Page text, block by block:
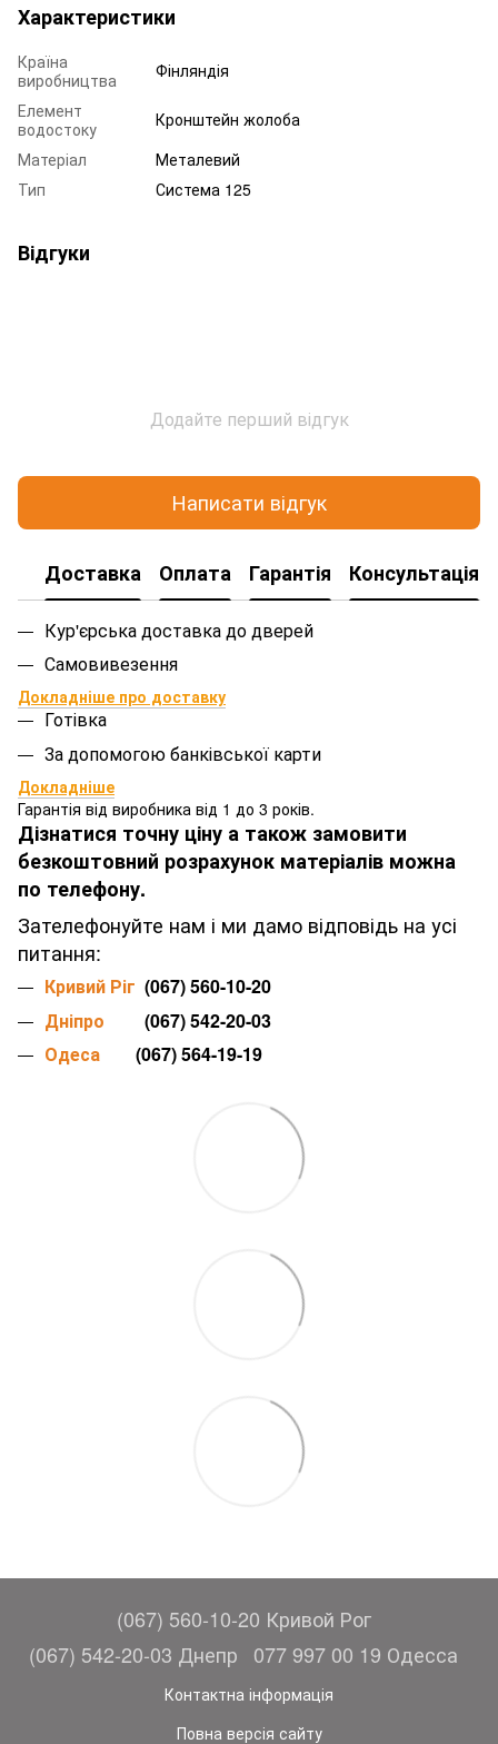
Характеристики
Країна
виробництва
Фінляндія
Елемент
водостоку
Кронштейн жолоба
Матеріал
Металевий
Тип
Система 125
Відгуки
Додайте перший відгук
Написати відгук
Доставка Оплата Гарантія Консультація
Кур'єрська доставка до дверей
Самовивезення
Докладніше про доставку
Готівка
За допомогою банківської карти
Докладніше
Гарантія від виробника від 1 до 3 років.
Дізнатися точну ціну а також замовити
безкоштовний розрахунок матеріалів можна
по телефону.
Зателефонуйте нам і ми дамо відповідь на усі
питання:
Кривий Ріг (067) 560-10-20
Дніпро (067) 542-20-03
Одеса (067) 564-19-19
(067) 560-10-20 Кривой Рог
(067) 542-20-03 Днепр
077 997 00 19 Одесса
Контактна інформація
Повна версія сайту